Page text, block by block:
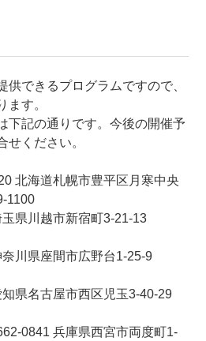
供できるプログラムですので、
ます。
下記の通りです。今後の開催予
せください。
北海道札幌市豊平区月寒中央
1100
玉県川越市新宿町3-21-13
奈川県座間市広野台1-25-9
県名古屋市西区児玉3-40-29
0841 兵庫県西宮市両度町1-